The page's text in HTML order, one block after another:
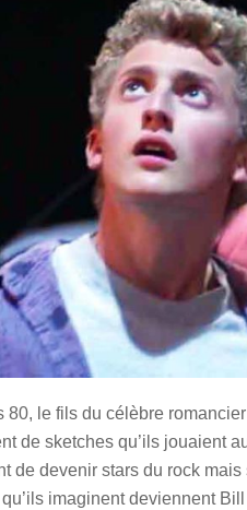
le fils du célèbre
de sketches qu’ils jouaient
de devenir stars du rock
imaginent deviennent